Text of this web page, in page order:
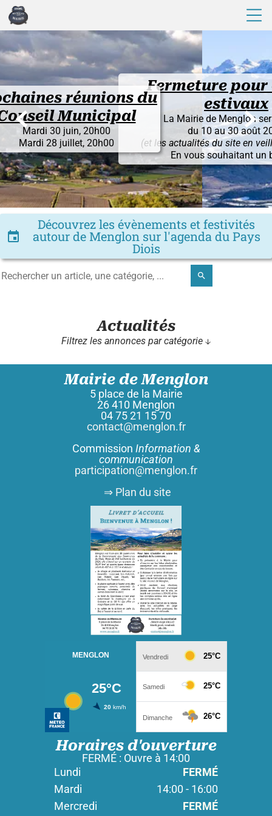
réunions du
20h00
20h00
Fermeture pour congés
estivaux
La Mairie de Menglon sera fermée
du 10 au 30 août 2026
(et les actualités du site en veille du 1° au 30)
En vous souhaitant un bel été !
 
insert_invitation
Découvrez les évènements et festivités
autour de Menglon sur l'agenda du Pays
Diois
search
Actualités
Filtrez les annonces par catégorie ↓
Mairie de Menglon
5 place de la Mairie
26 410 Menglon
04 75 21 15 70
contact@menglon.fr
Commission Information &
communication
participation@menglon.fr
⇒ Plan du site
Horaires d'ouverture
FERMÉ : Ouvre à 14:00
Lundi
FERMÉ
Mardi
14:00 - 16:00
Mercredi
FERMÉ